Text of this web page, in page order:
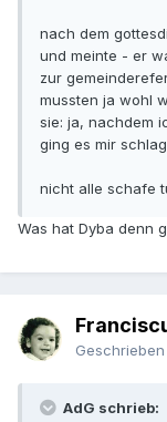
nach dem
und meinte - er
zur
mussten ja wohl
sie: ja, nachdem
ging es mir
nicht alle schafe
Was hat Dyba denn
Geschrieben
AdG schrieb: